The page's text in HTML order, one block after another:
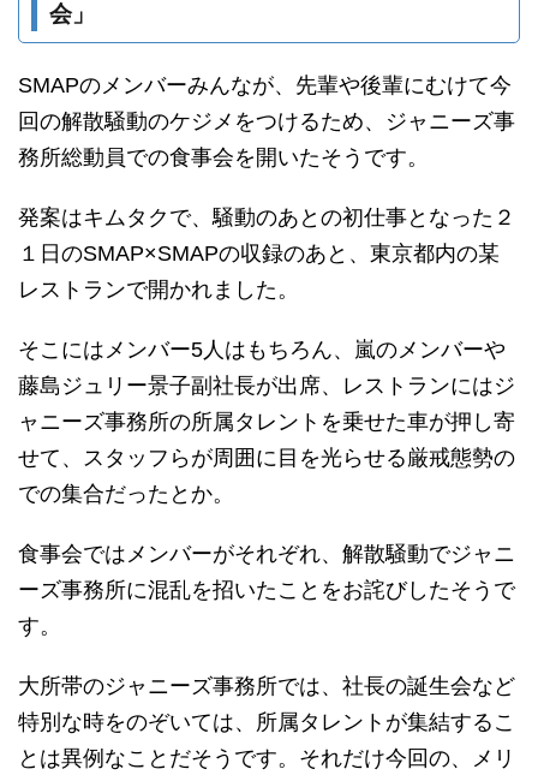
会」
SMAPのメンバーみんなが、先輩や後輩にむけて今
回の解散騒動のケジメをつけるため、ジャニーズ事
務所総動員での食事会を開いたそうです。
発案はキムタクで、騒動のあとの初仕事となった２
１日のSMAP×SMAPの収録のあと、東京都内の某
レストランで開かれました。
そこにはメンバー5人はもちろん、嵐のメンバーや
藤島ジュリー景子副社長が出席、レストランにはジ
ャニーズ事務所の所属タレントを乗せた車が押し寄
せて、スタッフらが周囲に目を光らせる厳戒態勢の
での集合だったとか。
食事会ではメンバーがそれぞれ、解散騒動でジャニ
ーズ事務所に混乱を招いたことをお詫びしたそうで
す。
大所帯のジャニーズ事務所では、社長の誕生会など
特別な時をのぞいては、所属タレントが集結するこ
とは異例なことだそうです。それだけ今回の、メリ